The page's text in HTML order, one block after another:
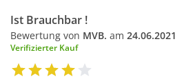
Ist Brauchbar !
Bewertung von MVB. am 24.06.2021
Verifizierter Kauf